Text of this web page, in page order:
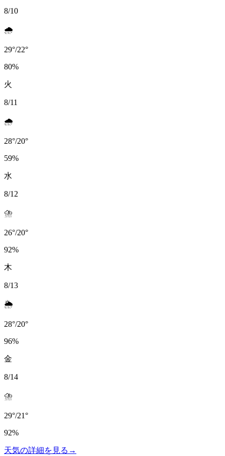
8/10
🌧️
29°/22°
80%
火
8/11
🌧️
28°/20°
59%
水
8/12
⛈️
26°/20°
92%
木
8/13
🌦️
28°/20°
96%
金
8/14
⛈️
29°/21°
92%
天気の詳細を見る →